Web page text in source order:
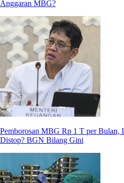
Anggaran MBG?
Pemborosan MBG Rp 1 T per Bulan,
Distop? BGN Bilang Gini